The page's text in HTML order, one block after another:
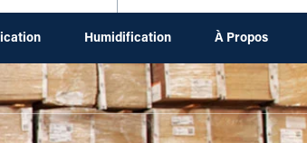
Humidification À Propos